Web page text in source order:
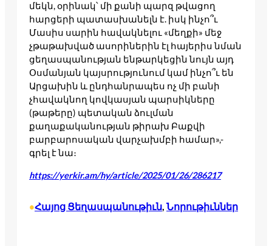
մեկն, օրինակ՝ մի քանի պարզ թվացող
հարցերի պատասխանելն է. իսկ ինչո՞ւ
Մասիս սարին հավակնելու «մեղքի» մեջ
չթաթախված ասորիներին էլ հայերիս նման
ցեղասպանության ենթարկեցին նույն այդ
Օսմանյան կայսրությունում կամ ինչո՞ւ են
Արցախին և ընդհանրապես ոչ մի բանի
չհավակնող կովկասյան պարսիկները
(թաթերը) պետական ձուլման
քաղաքականության թիրախ Բաքվի
բարբարոսական վարչախմբի համար»,-
գրել է նա։
https://yerkir.am/hy/article/2025/01/26/286217
•Հայոց Ցեղասպանութիւն, Նորութիւններ